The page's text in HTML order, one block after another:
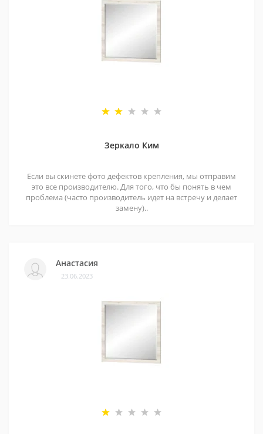
Зеркало Ким
Если вы скинете фото дефектов крепления, мы отправим
это все производителю. Для того, что бы понять в чем
проблема (часто производитель идет на встречу и делает
замену)..
Анастасия
23.06.2023